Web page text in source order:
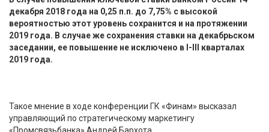
декабря 2018 года на 0,25 п.п. до 7,75% с высокой
вероятностью этот уровень сохранится и на протяжении
2019 года. В случае же сохранения ставки на декабрьском
заседании, ее повышение не исключено в I-III кварталах
2019 года.
Такое мнение в ходе конференции ГК «Финам» высказал
управляющий по стратегическому маркетингу
«Промсвязьбанка» Андрей Бархота.